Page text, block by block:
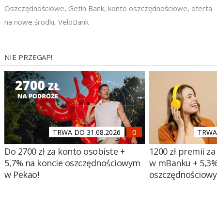
Oszczędnościowe, Getin Bank, konto oszczędnościowe, oferta
na nowe środki, VeloBank
NIE PRZEGAP!
TRWA DO 31.08.2026
Do 2700 zł za konto osobiste +
5,7% na koncie oszczędnościowym
w Pekao!
1200 zł premii
w mBanku +